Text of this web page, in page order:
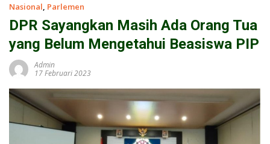
Nasional, Parlemen
DPR Sayangkan Masih Ada Orang Tua
yang Belum Mengetahui Beasiswa PIP
Admin
17 Februari 2023